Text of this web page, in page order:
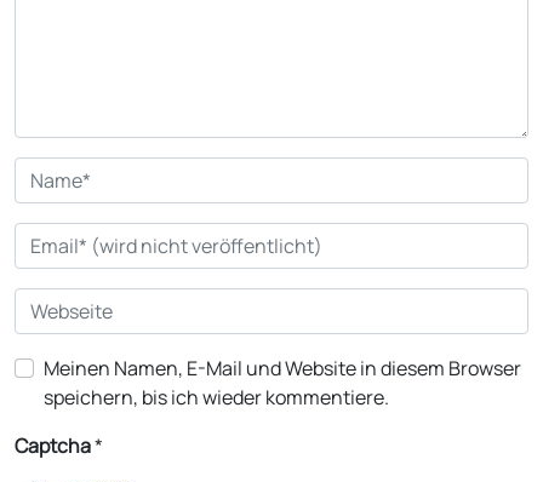
Meinen Namen, E-Mail und Website in diesem Browser
speichern, bis ich wieder kommentiere.
Captcha*